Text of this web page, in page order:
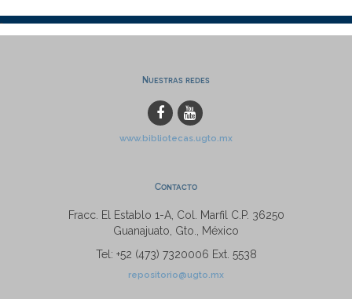
Nuestras redes
www.bibliotecas.ugto.mx
Contacto
Fracc. El Establo 1-A, Col. Marfil C.P. 36250
Guanajuato, Gto., México
Tel: +52 (473) 7320006 Ext. 5538
repositorio@ugto.mx